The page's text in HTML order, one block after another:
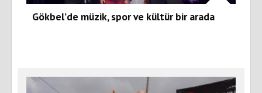
Gökbel’de müzik, spor ve kültür bir arada